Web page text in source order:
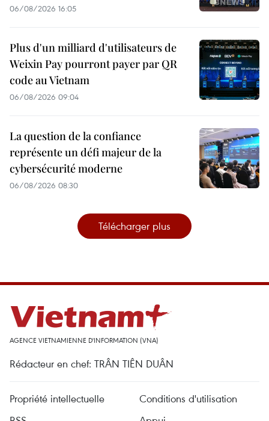
06/08/2026 16:05
Plus d'un milliard d'utilisateurs de
Weixin Pay pourront payer par QR
code au Vietnam
06/08/2026 09:04
La question de la confiance
représente un défi majeur de la
cybersécurité moderne
06/08/2026 08:30
Télécharger plus
AGENCE VIETNAMIENNE D'INFORMATION (VNA)
Rédacteur en chef: TRÂN TIÊN DUÂN
Propriété intellectuelle
Conditions d'utilisation